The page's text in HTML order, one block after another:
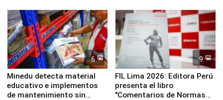
Panamericanos Lima 2027
6
Minedu detecta material
educativo e implementos
de mantenimiento sin
9
FIL Lima 2026: Editora Perú
presenta el libro
"Comentarios de Normas